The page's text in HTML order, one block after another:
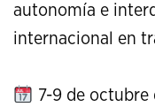
autonomía e
internacional en
7-9 de octubre